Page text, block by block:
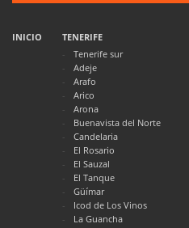
INICIO
TENERIFE
Tenerife sur
Adeje
Arafo
Arico
Arona
Buenavista del Norte
Candelaria
El Rosario
El Sauzal
El Tanque
Güímar
Icod de Los Vinos
La Guancha